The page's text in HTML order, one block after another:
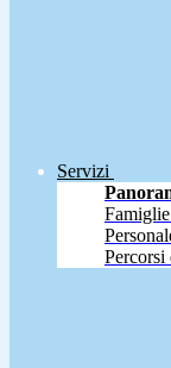
Servizi
Percorsi